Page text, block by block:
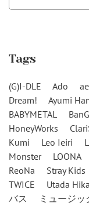
Tags
(G)I-DLE Ado
Dream!
Ayumi
BABYMETAL
HoneyWorks
Kumi
Leo Ieiri
Monster
LOONA
ReoNa
Stray Kids
TWICE
Utada
バス
ミュージッ